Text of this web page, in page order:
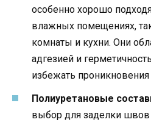
особенно хорошо
влажных помещениях,
комнаты и кухни. Они
адгезией и
избежать проникновения
Полиуретановые
выбор для заделки швов